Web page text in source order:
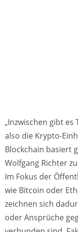
„Inzwischen gibt
also die Krypto-
Blockchain basiert
Wolfgang Richter
Im Fokus der
wie Bitcoin oder
zeichnen sich
oder Ansprüche